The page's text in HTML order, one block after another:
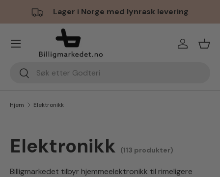
Hopp til innhold
Lager i Norge med lynrask levering
Søk
Søk
Logg inn
Meny
Hjem Elektronikk
Elektronikk (113 produkter)
Billigmarkedet tilbyr hjemmeelektronikk til rimeligere